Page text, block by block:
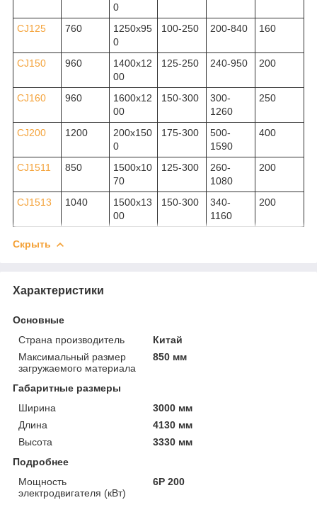
0
CJ125 760
1250x95
0
100-250 200-840 160
CJ150 960
1400x12
00
125-250 240-950 200
CJ160 960
1600x12
00
150-300
300-
1260
250
CJ200 1200
200x150
0
175-300
500-
1590
400
CJ1511 850
1500x10
70
125-300
260-
1080
200
CJ1513 1040
1500x13
00
150-300
340-
1160
200
Скрыть
Характеристики
Основные
Страна производитель
Китай
Максимальный размер
загружаемого материала
850 мм
Габаритные размеры
Ширина
3000 мм
Длина
4130 мм
Высота
3330 мм
Подробнее
Мощность
электродвигателя (кВт)
6Р 200